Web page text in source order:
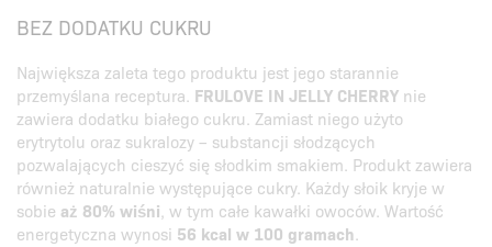
BEZ DODATKU CUKRU
Największa zaleta tego produktu jest jego starannie
przemyślana receptura. FRULOVE IN JELLY CHERRY nie
zawiera dodatku białego cukru. Zamiast niego użyto
erytrytolu oraz sukralozy – substancji słodzących
pozwalających cieszyć się słodkim smakiem. Produkt zawiera
również naturalnie występujące cukry. Każdy słoik kryje w
sobie aż 80% wiśni , w tym całe kawałki owoców. Wartość
energetyczna wynosi 56 kcal w 100 gramach